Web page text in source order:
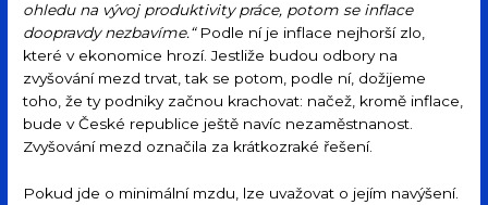
ohledu na vývoj produktivity práce, potom se inflace
doopravdy nezbavíme.“Podle ní je inflace nejhorší zlo,
které v ekonomice hrozí. Jestliže budou odbory na
zvyšování mezd trvat, tak se potom, podle ní, dožijeme
toho, že ty podniky začnou krachovat: načež, kromě inflace,
bude v České republice ještě navíc nezaměstnanost.
Zvyšování mezd označila za krátkozraké řešení.
Pokud jde o minimální mzdu, lze uvažovat o jejím navýšení.